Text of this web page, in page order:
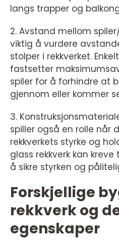
langs trapper og
2. Avstand mellom
viktig å vurdere
stolper i rekkverket.
fastsetter
spiler for å forhindre at
gjennom eller kommer
3.
spiller også en rolle når
rekkverkets styrke og
glass rekkverk kan
å sikre styrken og
Forskjellige
rekkverk og
egenskaper